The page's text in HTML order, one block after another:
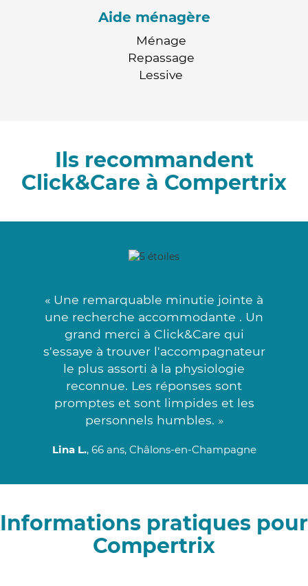
Aide ménagère
Ménage
Repassage
Lessive
Ils recommandent
Click&Care à Compertrix
« Une remarquable minutie jointe à
une recherche accommodante . Un
grand merci à Click&Care qui
s'essaye à trouver l'accompagnateur
le plus assorti à la physiologie
reconnue. Les réponses sont
promptes et sont limpides et les
personnels humbles. »
Lina L., 66 ans, Châlons-en-Champagne
Informations pratiques pour
Compertrix